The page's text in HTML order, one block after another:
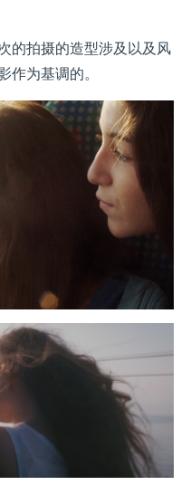
拍摄的造型涉及以及风
作为基调的。